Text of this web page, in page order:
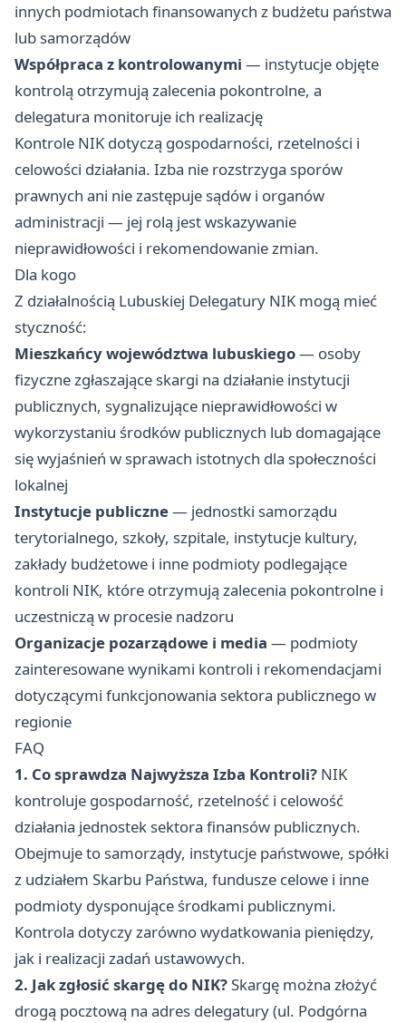
innych podmiotach finansowanych z budżetu państwa
lub samorządów
Współpraca z kontrolowanymi — instytucje objęte
kontrolą otrzymują zalecenia pokontrolne, a
delegatura monitoruje ich realizację
Kontrole NIK dotyczą gospodarności, rzetelności i
celowości działania. Izba nie rozstrzyga sporów
prawnych ani nie zastępuje sądów i organów
administracji — jej rolą jest wskazywanie
nieprawidłowości i rekomendowanie zmian.
Dla kogo
Z działalnością Lubuskiej Delegatury NIK mogą mieć
styczność:
Mieszkańcy województwa lubuskiego— osoby
fizyczne zgłaszające skargi na działanie instytucji
publicznych, sygnalizujące nieprawidłowości w
wykorzystaniu środków publicznych lub domagające
się wyjaśnień w sprawach istotnych dla społeczności
lokalnej
Instytucje publiczne— jednostki samorządu
terytorialnego, szkoły, szpitale, instytucje kultury,
zakłady budżetowe i inne podmioty podlegające
kontroli NIK, które otrzymują zalecenia pokontrolne i
uczestniczą w procesie nadzoru
Organizacje pozarządowe i media — podmioty
zainteresowane wynikami kontroli i rekomendacjami
dotyczącymi funkcjonowania sektora publicznego w
regionie
FAQ
1. Co sprawdza Najwyższa Izba Kontroli? NIK
kontroluje gospodarność, rzetelność i celowość
działania jednostek sektora finansów publicznych.
Obejmuje to samorządy, instytucje państwowe, spółki
z udziałem Skarbu Państwa, fundusze celowe i inne
podmioty dysponujące środkami publicznymi.
Kontrola dotyczy zarówno wydatkowania pieniędzy,
jak i realizacji zadań ustawowych.
2. Jak zgłosić skargę do NIK?Skargę można złożyć
drogą pocztową na adres delegatury (ul. Podgórna